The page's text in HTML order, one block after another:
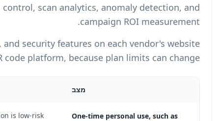
the printed QR code to destination
Always verify pricing, domain, analytics, and
before choosing a QR code
A static QR code is usually fine when the destination is